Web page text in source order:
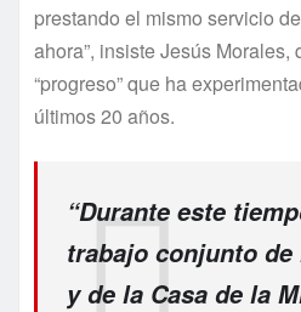
prestando el mismo servicio
ahora”, insiste Jesús Morales,
“progreso” que ha
últimos 20 años.
“Durante este
trabajo conjunto
y de la Casa de la